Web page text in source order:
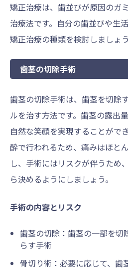
矯正治療は、歯並びが原因のガ
治療法です。自分の歯並びや生
矯正治療の種類を検討しましょう
歯茎の切除手術
歯茎の切除手術は、歯茎を切除
ルを治す方法です。歯茎の露出
自然な笑顔を実現することがで
酔で行われるため、痛みはほと
し、手術にはリスクが伴うため
ら決めるようにしましょう。
手術の内容とリスク
歯茎の切除：歯茎の一部を切
らす手術
骨切り術：必要に応じて、歯